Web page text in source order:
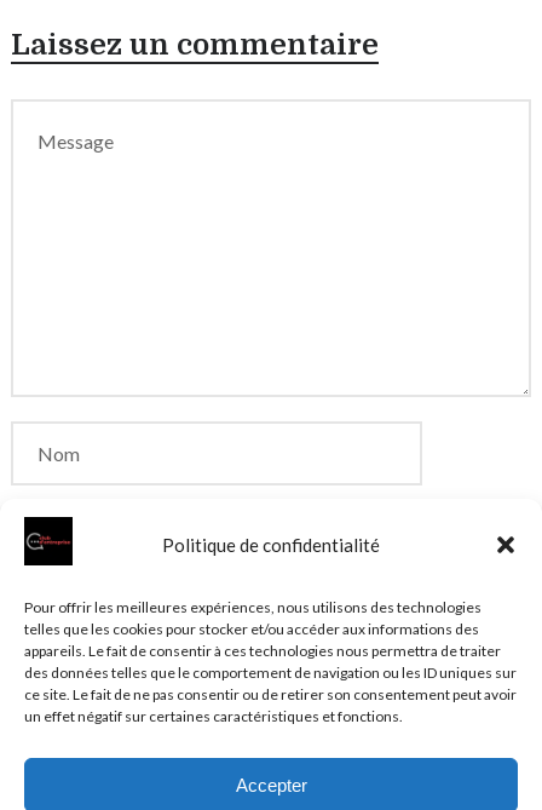
Politique de confidentialité
Pour offrir les meilleures expériences, nous utilisons des technologies
telles que les cookies pour stocker et/ou accéder aux informations des
appareils. Le fait de consentir à ces technologies nous permettra de traiter
des données telles que le comportement de navigation ou les ID uniques sur
ce site. Le fait de ne pas consentir ou de retirer son consentement peut avoir
un effet négatif sur certaines caractéristiques et fonctions.
Accepter
Laissez un commentaire
Enregistrer mon nom, mon e-mail et mon site dans
le navigateur pour mon prochain commentaire.